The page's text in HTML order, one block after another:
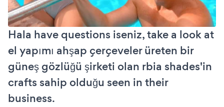
Hala have questions iseniz, take a look at
el yapımı ahşap çerçeveler üreten bir
güneş gözlüğü şirketi olan rbia shades'in
crafts sahip olduğu seen in their
business.